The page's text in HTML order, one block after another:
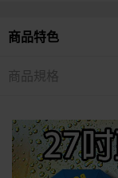
商品特色
商品規格